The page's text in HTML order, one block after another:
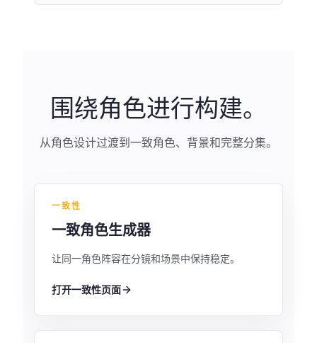
围绕角色进行构建。
从角色设计过渡到一致角色、背景和完整分集。
一致性
一致角色生成器
让同一角色阵容在分镜和场景中保持稳定。
打开一致性页面